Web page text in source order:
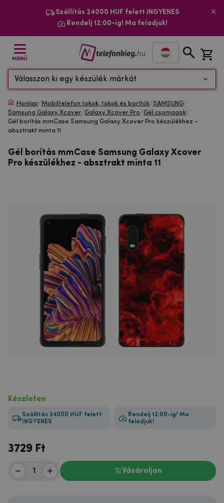
Szállítás 24000 HUF felett INGYENES
Rendelj 12:00-ig! Ma feladjuk!
MENÜ
Válasszon ki egy készülék márkát
Honlap/Mobiltelefon tokok, tokok és borítók/SAMSUNG/
Samsung Galaxy Xcover/Galaxy Xcover Pro/Gél csomagok/
Gél borítás mmCase Samsung Galaxy Xcover Pro készülékhez -
absztrakt minta 11
Gél borítás mmCase Samsung Galaxy Xcover
Pro készülékhez - absztrakt minta 11
Készleten
Szállítás 24000 HUF felett
INGYENES
Rendelj 12:00-ig! Ma
feladjuk!
3729 Ft
Vásároljon